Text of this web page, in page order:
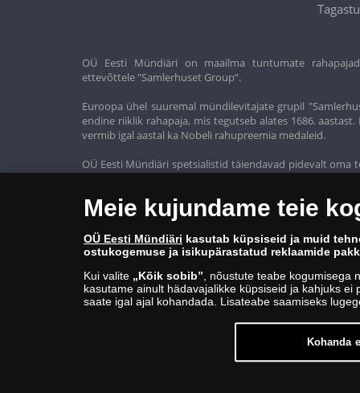
OÜ Eesti Mündiäri on maailma tuntumate
ettevõttele "Samlerhuset Group“.
Euroopa ühel suuremal mündilevitajate grupil
endine riiklik rahapaja, mis tegutseb alates 1686.
vermib igal aastal ka Nobeli rahupreemia medaleid.
OÜ Eesti Mündiäri spetsialistid täiendavad pidevalt oma
Meie kujundame teie
OÜ Eesti Mündiäri kasutab küpsiseid ja muid
ostukogemuse ja isikupärastatud reklaamide
Kui valite „Kõik sobib” , nõustute teabe
kasutame ainult hädavajalikke küpsiseid ja kahjuks
saate igal ajal kohandada. Lisateabe saamiseks
Kohanda